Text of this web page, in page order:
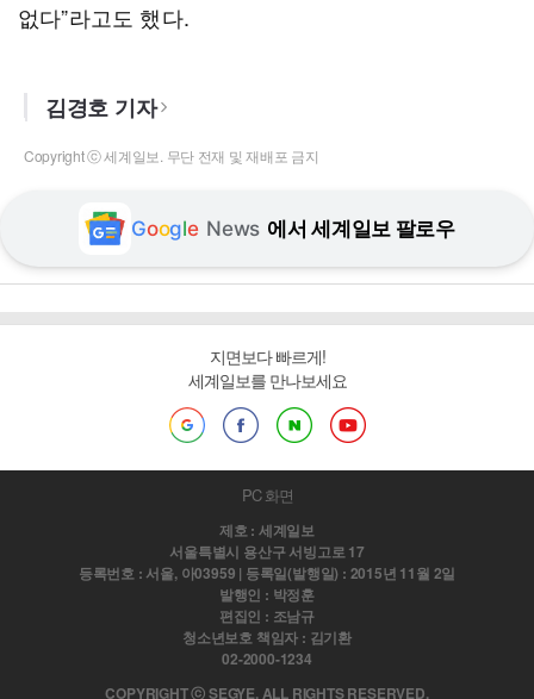
없다”라고도 했다.
김경호 기자
Copyright ⓒ 세계일보. 무단 전재 및 재배포 금지
Google News 에서 세계일보 팔로우
지면보다 빠르게!
세계일보를 만나보세요
PC 화면
제호 : 세계일보
서울특별시 용산구 서빙고로 17
등록번호 : 서울, 아03959 | 등록일(발행일) : 2015년 11월 2일
발행인 : 박정훈
편집인 : 조남규
청소년보호 책임자 : 김기환
02-2000-1234
COPYRIGHT ⓒ SEGYE. ALL RIGHTS RESERVED.